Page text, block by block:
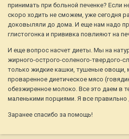
принимать при больной печенке? Если
скоро ходить не сможем, уже сегодня
доковыляли до дома. И еще нам надо
глистогонка и прививка повлияют на
И еще вопрос насчет диеты. Мы на
жирного-острого-соленого-твердого-
только жидкие кашки, тушеные овощи,
проваренное диетическое мясо
обезжиренное молоко. Все это даем в
маленькими порциями. Я все
Заранее спасибо за помощь!